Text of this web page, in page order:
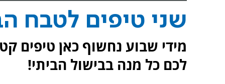
שני טיפים לטבח
מידי שבוע נחשוף כאן טיפים
לכם כל מנה בבישול הביתי!